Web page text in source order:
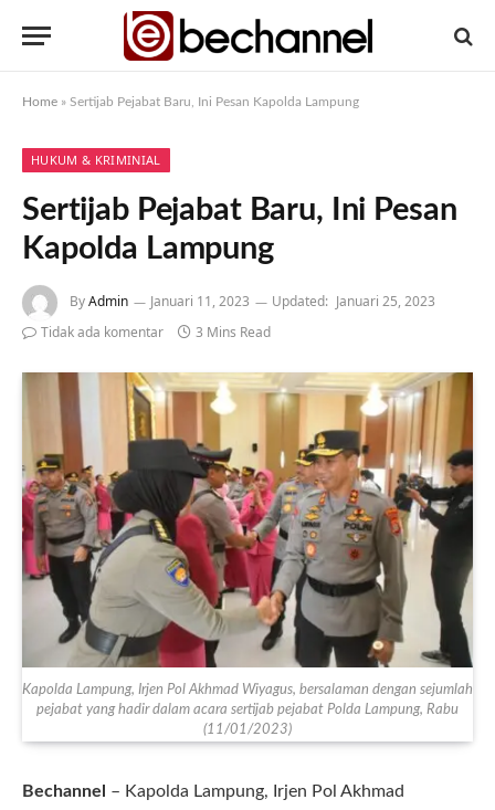
Home » Sertijab Pejabat Baru, Ini Pesan Kapolda Lampung
HUKUM & KRIMINIAL
Sertijab Pejabat Baru, Ini Pesan
Kapolda Lampung
ByAdmin Januari 11, 2023 Updated: Januari 25, 2023
Tidak ada komentar
3 Mins Read
Kapolda Lampung, Irjen Pol Akhmad Wiyagus, bersalaman dengan sejumlah
pejabat yang hadir dalam acara sertijab pejabat Polda Lampung, Rabu
(11/01/2023)
Bechannel – Kapolda Lampung, Irjen Pol Akhmad